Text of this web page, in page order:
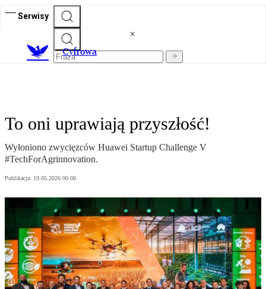
Serwisy
Cyfrowa
To oni uprawiają przyszłość!
Wyłoniono zwycięzców Huawei Startup Challenge V
#TechForAgrinnovation.
Publikacja: 19.05.2026 00:00